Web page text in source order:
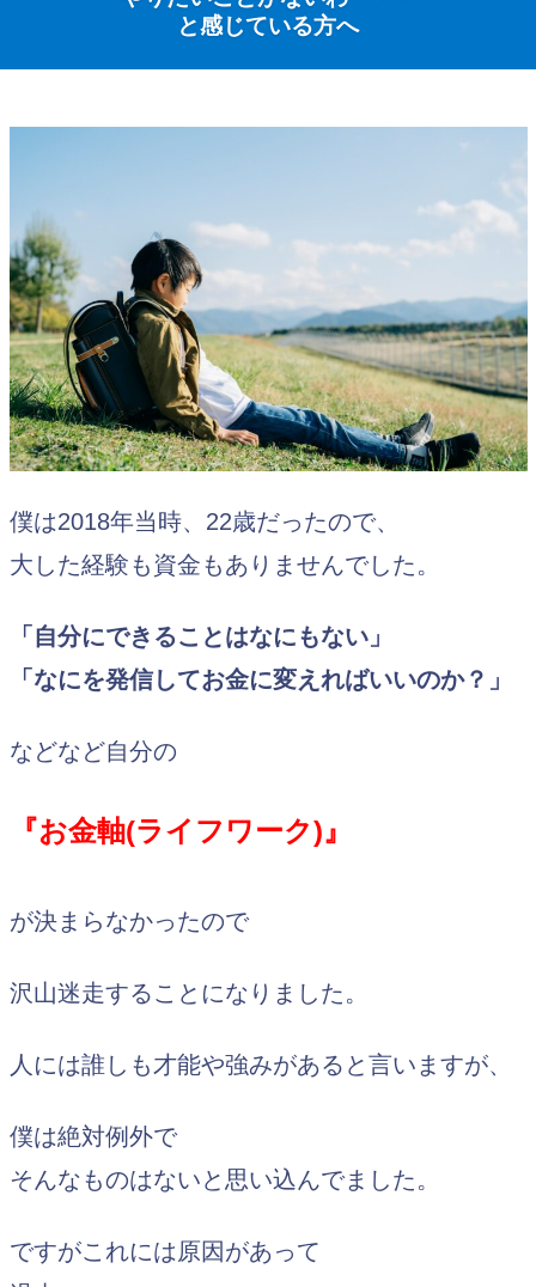
と感じている方へ
僕は2018年当時、22歳だったので、
大した経験も資金もありませんでした。
「自分にできることはなにもない」
「なにを発信してお金に変えればいいのか？」
などなど自分の
『お金軸(ライフワーク)』
が決まらなかったので
沢山迷走することになりました。
人には誰しも才能や強みがあると言いますが、
僕は絶対例外で
そんなものはないと思い込んでました。
ですがこれには原因があって